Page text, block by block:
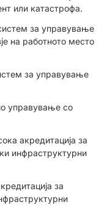
или катастрофа.
за управување
на работното место
за управување
управување со
акредитација за
инфраструктурни
за